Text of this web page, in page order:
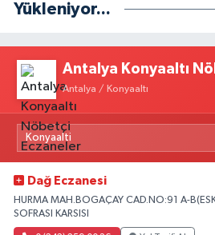
Yükleniyor...
Antalya Konyaaltı
Antalya / Konyaaltı
Dağ Eczanesi
HURMA MAH.BOGAÇAY CAD.NO:91 A-
SOFRASI KARSISI